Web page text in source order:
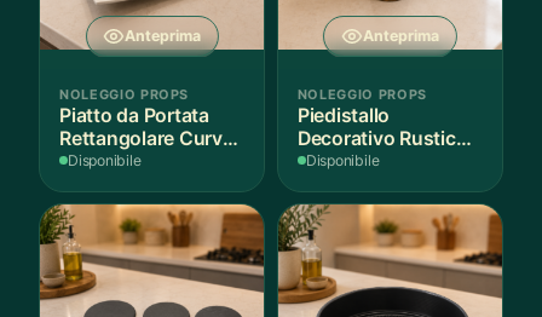
Anteprima
NOLEGGIO PROPS
Piatto da Portata
Rettangolare Curvo
Bianco
Disponibile
Anteprima
NOLEGGIO PROPS
Piedistallo
Decorativo Rustico
in Legno
Disponibile